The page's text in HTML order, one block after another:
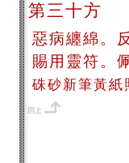
第三十方
惡病纏綿。
賜用靈符。
硃砂新筆黃紙